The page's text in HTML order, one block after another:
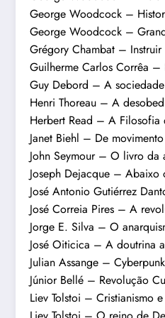
George Woodcock –
George Woodcock –
Grégory Chambat –
Guilherme Carlos Corrêa
Guy Debord – A
Henri Thoreau – A
Herbert Read – A Filosofia
Janet Biehl – De
John Seymour – O livro da
Joseph Dejacque – Abaixo
José Antonio Gutiérrez
José Correia Pires – A
Jorge E. Silva – O
José Oiticica – A doutrina
Julian Assange –
Júnior Bellé – Revolução
Liev Tolstoi – Cristianismo